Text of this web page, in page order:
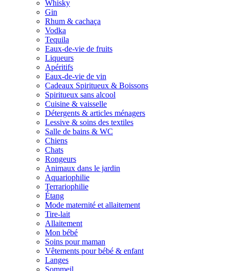
Whisky
Gin
Rhum & cachaça
Vodka
Tequila
Eaux-de-vie de fruits
Liqueurs
Apéritifs
Eaux-de-vie de vin
Cadeaux Spiritueux & Boissons
Spiritueux sans alcool
Cuisine & vaisselle
Détergents & articles ménagers
Lessive & soins des textiles
Salle de bains & WC
Chiens
Chats
Rongeurs
Animaux dans le jardin
Aquariophilie
Terrariophilie
Étang
Mode maternité et allaitement
Tire-lait
Allaitement
Mon bébé
Soins pour maman
Vêtements pour bébé & enfant
Langes
Sommeil